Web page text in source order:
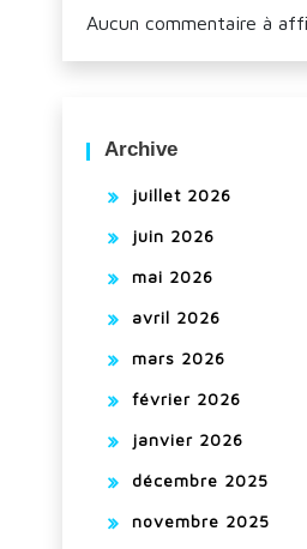
Aucun commentaire à
Archive
juillet 2026
juin 2026
mai 2026
avril 2026
mars 2026
février 2026
janvier 2026
décembre 2025
novembre 2025